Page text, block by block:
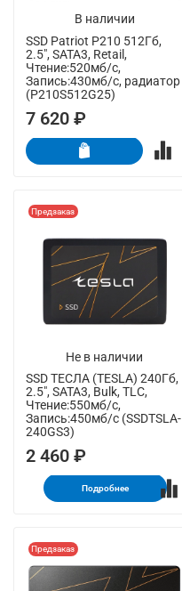
В наличии
SSD Patriot P210 512Гб,
2.5", SATA3, Retail,
Чтение:520мб/с,
Запись:430мб/с, радиатор
(P210S512G25)
7 620 ₽
Не в наличии
Предзаказ
SSD ТЕСЛА (TESLA) 240Гб,
2.5", SATA3, Bulk, TLC,
Чтение:550мб/с,
Запись:450мб/с (SSDTSLA-
240GS3)
2 460 ₽
Подробнее
Предзаказ